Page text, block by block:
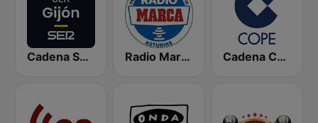
Cadena SER Gijón Radio Marca Asturias Cadena COPE